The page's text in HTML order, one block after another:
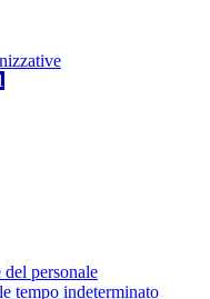
personale
tempo indeterminato